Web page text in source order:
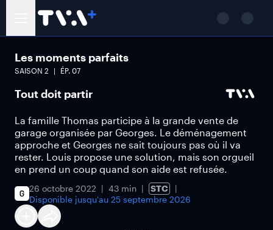
Les moments parfaits
SAISON 2 ÉP. 07
Tout doit partir
La famille Thomas participe à la grande vente de
garage organisée par Georges. Le déménagement
approche et Georges ne sait toujours pas où il va
rester. Louis propose une solution, mais son orgueil
en prend un coup quand son aide est refusée.
26 octobre 2022 43 min
STC
Disponible jusqu'au 25 septembre 2026